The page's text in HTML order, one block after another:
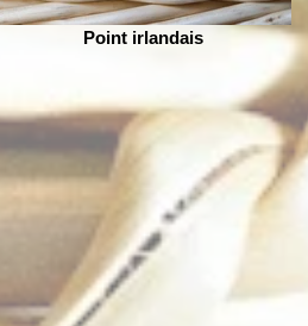
Point irlandais